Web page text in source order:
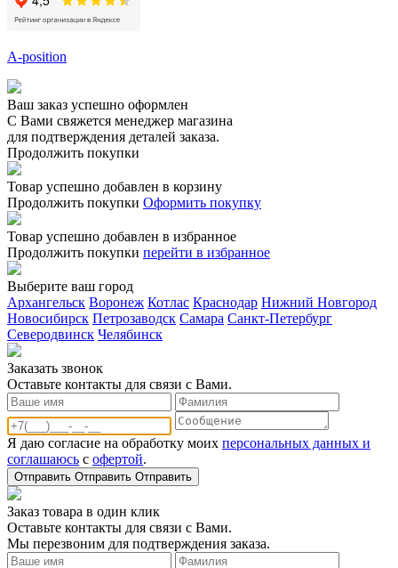
A-position
Ваш заказ успешно оформлен
С Вами свяжется менеджер магазина
для подтверждения деталей заказа.
Продолжить покупки
Товар успешно добавлен в корзину
Продолжить покупки Оформить покупку
Товар успешно добавлен в избранное
Продолжить покупки перейти в избранное
Выберите ваш город
Архангельск Воронеж Котлас Краснодар Нижний Новгород
Новосибирск Петрозаводск Самара Санкт-Петербург
Северодвинск Челябинск
Заказать звонoк
Оставьте контакты для связи с Вами.
Я даю согласие на обработку моих персональных данных и
соглашаюсь с офертой.
Отправить Отправить Отправить
Заказ товара в один клик
Оставьте контакты для связи с Вами.
Мы перезвоним для подтверждения заказа.